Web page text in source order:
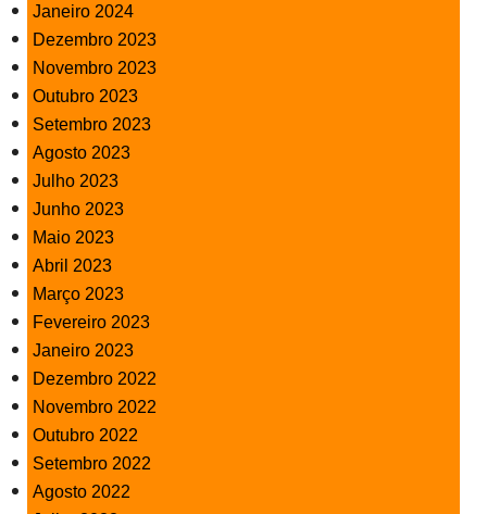
Janeiro 2024
Dezembro 2023
Novembro 2023
Outubro 2023
Setembro 2023
Agosto 2023
Julho 2023
Junho 2023
Maio 2023
Abril 2023
Março 2023
Fevereiro 2023
Janeiro 2023
Dezembro 2022
Novembro 2022
Outubro 2022
Setembro 2022
Agosto 2022